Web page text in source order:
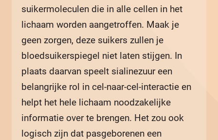
suikermoleculen die in alle cellen in het
lichaam worden aangetroffen. Maak je
geen zorgen, deze suikers zullen je
bloedsuikerspiegel niet laten stijgen. In
plaats daarvan speelt sialinezuur een
belangrijke rol in cel-naar-cel-interactie en
helpt het hele lichaam noodzakelijke
informatie over te brengen. Het zou ook
logisch zijn dat pasgeborenen een